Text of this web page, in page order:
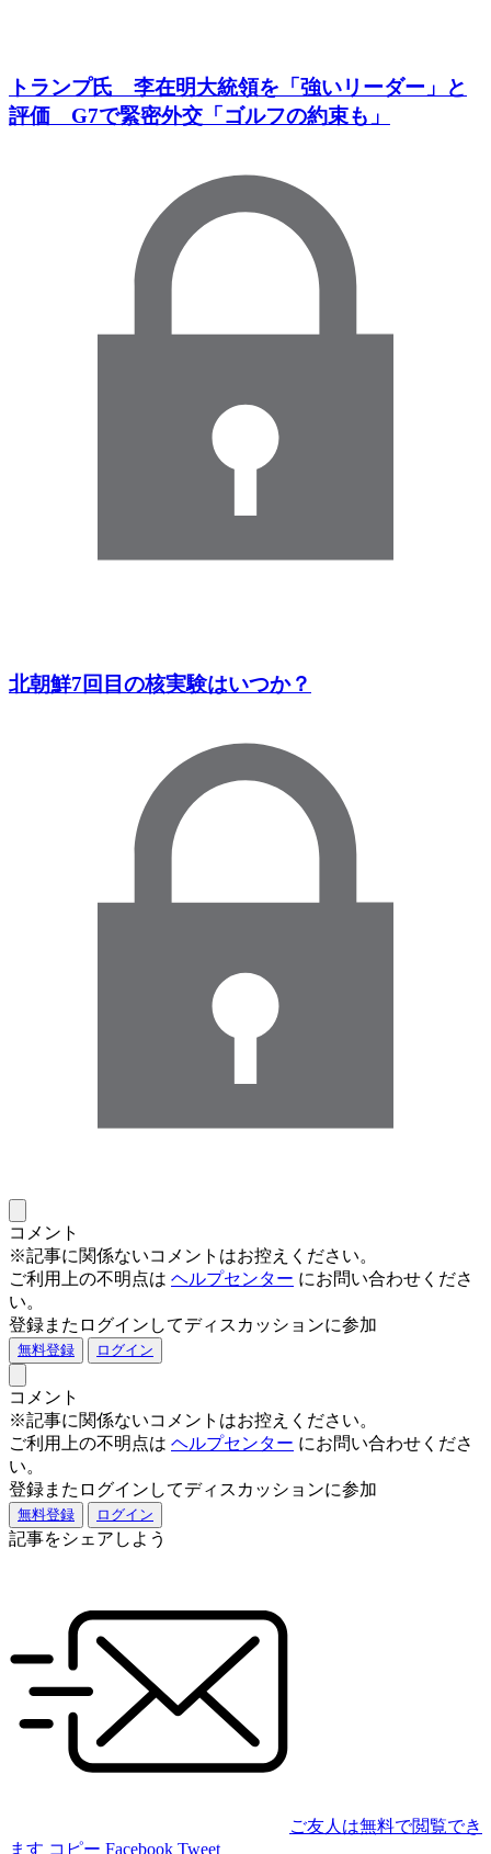
トランプ氏 李在明大統領を「強いリーダー」と
評価 G7で緊密外交「ゴルフの約束も」
北朝鮮7回目の核実験はいつか？
コメント
※記事に関係ないコメントはお控えください。
ご利用上の不明点は ヘルプセンター にお問い合わせくださ
い。
登録またログインしてディスカッションに参加
無料登録 ログイン
コメント
※記事に関係ないコメントはお控えください。
ご利用上の不明点は ヘルプセンター にお問い合わせくださ
い。
登録またログインしてディスカッションに参加
無料登録 ログイン
記事をシェアしよう
ご友人は無料で閲覧でき
ます コピー Facebook Tweet